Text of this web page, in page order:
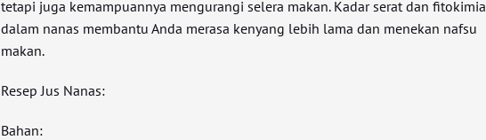
tetapi juga kemampuannya mengurangi selera makan. Kadar serat dan fitokimia
dalam nanas membantu Anda merasa kenyang lebih lama dan menekan nafsu
makan.
Resep Jus Nanas:
Bahan: